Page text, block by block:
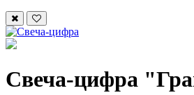
Свеча-цифра